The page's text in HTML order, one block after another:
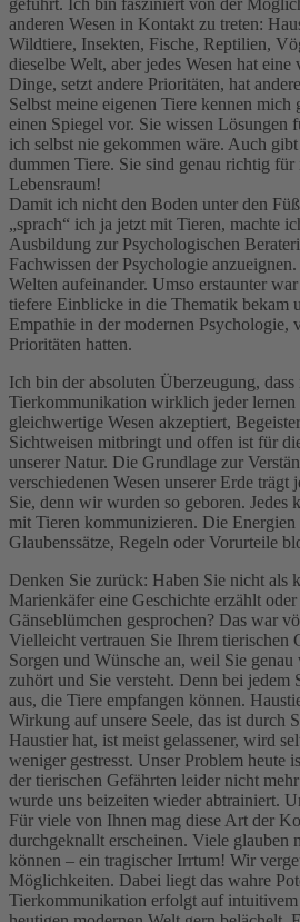
anderen Wesen in Kontakt zu treten:
Wildtiere, Insekten, Fische, Reptilien,
dieselbe Welt, aber jedes Wesen hat
Dinge, setzt andere Prioritäten, hat
Selbst meine eigenen Tiere kennen
einen Spiegel vor. Sie wissen Lösungen
ich selbst nie gekommen wäre. Auch
dummen Tiere. Sie sind genau richtig
Lebensraum!
Damit ich nicht den Boden unter den
„sprach“ ich ja jetzt mit Tieren, machte
Ausbildung zur Psychologischen
Fachwissen der Psychologie
Welten aufeinander. Umso erstaunter
tiefere Einblicke in die Thematik bekam
Empathie in der modernen Psychologie,
Prioritäten hatten.
Ich bin der absoluten Überzeugung,
Tierkommunikation wirklich jeder lernen
gleichwertige Wesen akzeptiert,
Sichtweisen mitbringt und offen ist für
unserer Natur. Die Grundlage zur
verschiedenen Wesen unserer Erde trägt
Sie, denn wir wurden so geboren. Jedes
mit Tieren kommunizieren. Die
Glaubenssätze, Regeln oder Vorurteile
Denken Sie zurück: Haben Sie nicht als
Marienkäfer eine Geschichte erzählt
Gänseblümchen gesprochen? Das war
Vielleicht vertrauen Sie Ihrem tierischen
Sorgen und Wünsche an, weil Sie genau
zuhört und Sie versteht. Denn bei jedem
aus, die Tiere empfangen können.
Wirkung auf unsere Seele, das ist durch
Haustier hat, ist meist gelassener, wird
weniger gestresst. Unser Problem heute
der tierischen Gefährten leider nicht
wurde uns beizeiten wieder abtrainiert.
Für viele von Ihnen mag diese Art der
durchgeknallt erscheinen. Viele glauben
können – ein tragischer Irrtum! Wir
Möglichkeiten. Dabei liegt das wahre
Tierkommunikation erfolgt auf